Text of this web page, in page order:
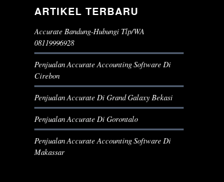
ARTIKEL TERBARU
Accurate Bandung-Hubungi Tlp/WA
08119996928
Penjualan Accurate Accounting Software Di
Cirebon
Penjualan Accurate Di Grand Galaxy Bekasi
Penjualan Accurate Di Gorontalo
Penjualan Accurate Accounting Software Di
Makassar